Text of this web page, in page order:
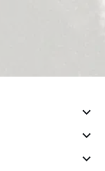


